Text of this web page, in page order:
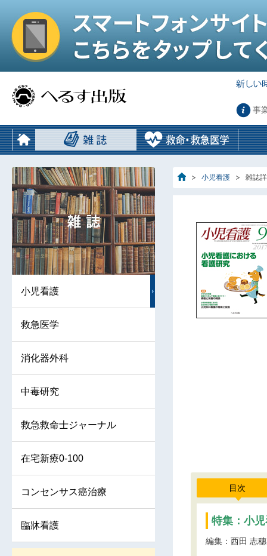
事
小児看護 雑誌
目次
特集： 小
編集：西田 志穗
小児看護
救急医学
消化器外科
中毒研究
救急救命士ジャーナル
在宅新療0-100
コンセンサス癌治療
臨牀看護